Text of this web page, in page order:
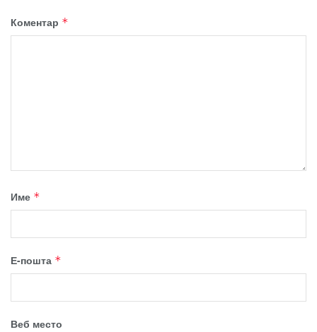
Коментар *
Име *
Е-пошта *
Веб место